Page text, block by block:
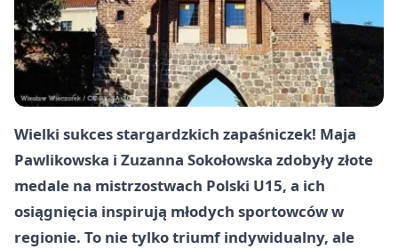
Wielki sukces stargardzkich zapaśniczek! Maja
Pawlikowska i Zuzanna Sokołowska zdobyły złote
medale na mistrzostwach Polski U15, a ich
osiągnięcia inspirują młodych sportowców w
regionie. To nie tylko triumf indywidualny, ale